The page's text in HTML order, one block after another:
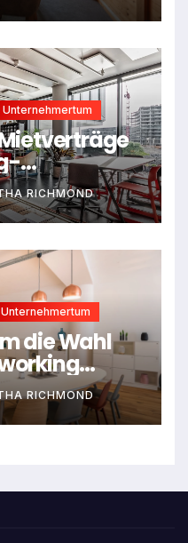
Unternehmertum
ersetzt
RICHMOND
Unternehmertum
die Wahl
ist
RICHMOND